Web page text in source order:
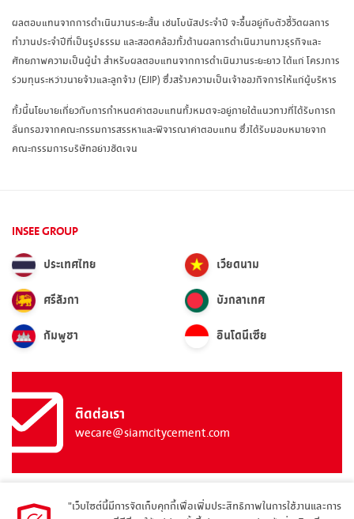
ผลตอบแทนจากการดำเนินงานระยะสั้น เช่นโบนัสประจำปี จะขึ้นอยู่กับตัวชี้วัดผลการ
ทำงานประจำปีที่เป็นรูปธรรม และสอดคล้องทั้งด้านผลการดำเนินงานทางธุรกิจและ
ศักยภาพความเป็นผู้นำ สำหรับผลตอบแทนจากการดำเนินงานระยะยาว ได้แก่ โครงการ
ร่วมทุนระหว่างนายจ้างและลูกจ้าง (EJIP) ซึ่งสร้างความเป็นเจ้าของกิจการให้แก่ผู้บริหาร
ทั้งนี้นโยบายเกี่ยวกับการกำหนดค่าตอบแทนทั้งหมดจะอยู่ภายใต้แนวทางที่ได้รับการก
ลั่นกรองจากคณะกรรมการสรรหาและพิจารณาค่าตอบแทน ซึ่งได้รับมอบหมายจาก
คณะกรรมการบริษัทอย่างชัดเจน
INSEE GROUP
ประเทศไทย
เวียดนาม
ศรีลังกา
บังกลาเทศ
กัมพูชา
อินโดนีเซีย
ติดต่อเรา
wecare@siamcitycement.com
"เว็บไซต์นี้มีการจัดเก็บคุกกี้เพื่อเพิ่มประสิทธิภาพในการใช้งานและการ